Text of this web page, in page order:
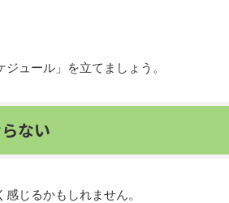
ュール」を立てましょう。
ない
じるかもしれません。